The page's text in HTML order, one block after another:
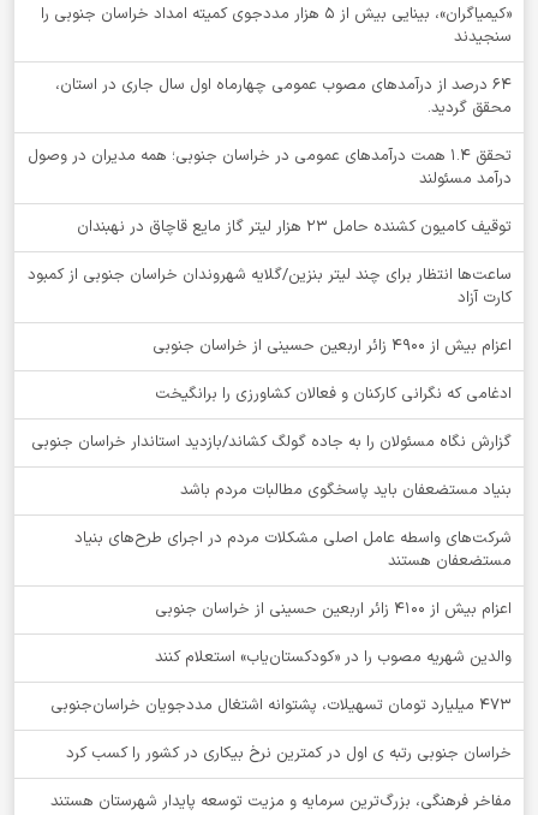
«کیمیاگران»، بینایی بیش از ۵ هزار مددجوی کمیته امداد خراسان جنوبی را
سنجیدند
64 درصد از درآمدهای مصوب عمومی چهارماه اول سال جاری در استان،
محقق گردید.
تحقق ۱.۴ همت درآمدهای عمومی در خراسان جنوبی؛ همه مدیران در وصول
درآمد مسئولند
توقيف کامیون کشنده حامل 23 هزار لیتر گاز مایع قاچاق در نهبندان
ساعت‌ها انتظار برای چند لیتر بنزین/گلایه شهروندان خراسان جنوبی از کمبود
کارت آزاد
اعزام بیش از 4900 زائر اربعین حسینی از خراسان جنوبی
ادغامی که نگرانی کارکنان و فعالان کشاورزی را برانگیخت
گزارش نگاه مسئولان را به جاده گولگ کشاند/بازدید استاندار خراسان جنوبی
بنیاد مستضعفان باید پاسخگوی مطالبات مردم باشد
شرکت‌های واسطه عامل اصلی مشکلات مردم در اجرای طرح‌های بنیاد
مستضعفان هستند
اعزام بیش از 4100 زائر اربعین حسینی از خراسان جنوبی
والدین شهریه مصوب را در «کودکستان‌یاب» استعلام کنند
۴۷۳ میلیارد تومان تسهیلات، پشتوانه اشتغال مددجویان خراسان‌جنوبی
خراسان جنوبی رتبه ی اول در کمترین نرخ بیکاری در کشور را کسب کرد
مفاخر فرهنگی، بزرگ‌ترین سرمایه و مزیت توسعه پایدار شهرستان هستند